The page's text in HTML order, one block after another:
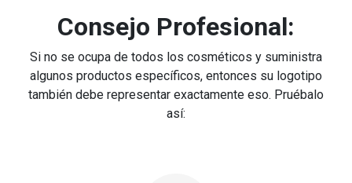
Consejo Profesional:
Si no se ocupa de todos los cosméticos y suministra
algunos productos específicos, entonces su logotipo
también debe representar exactamente eso. Pruébalo
así: